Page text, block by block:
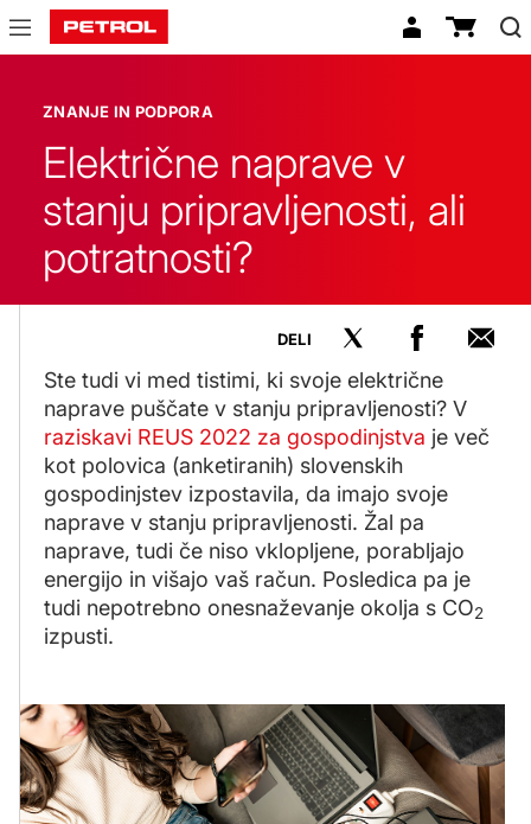
Znanje
podpora
ZNANJE IN PODPORA
Električne naprave v
stanju pripravljenosti, ali
potratnosti?
Ste tudi vi med tistimi, ki svoje električne
naprave puščate v stanju pripravljenosti? V
raziskavi REUS 2022 za gospodinjstva je več
kot polovica (anketiranih) slovenskih
gospodinjstev izpostavila, da imajo svoje
naprave v stanju pripravljenosti. Žal pa
naprave, tudi če niso vklopljene, porabljajo
energijo in višajo vaš račun. Posledica pa je
tudi nepotrebno onesnaževanje okolja s CO2
izpusti.
DELI